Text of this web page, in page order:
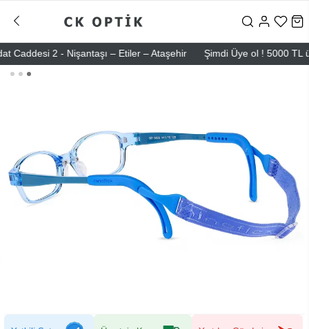
2 - Nişantaşı – Etiler – Ataşehir Şimdi Üye ol ! 5000 TL